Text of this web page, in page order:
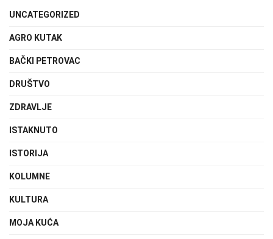
UNCATEGORIZED
AGRO KUTAK
BAČKI PETROVAC
DRUŠTVO
ZDRAVLJE
ISTAKNUTO
ISTORIJA
KOLUMNE
KULTURA
MOJA KUĆA